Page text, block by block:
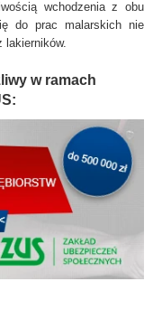
wchodzenia z obu
do prac malarskich nie
lakierników.
w ramach